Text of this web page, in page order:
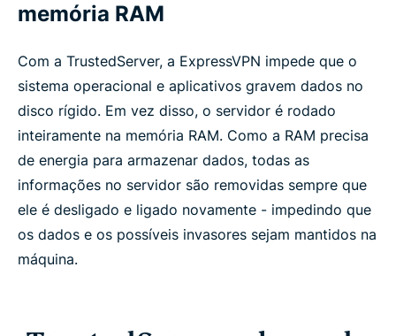
memória RAM
Com a TrustedServer, a ExpressVPN impede que o
sistema operacional e aplicativos gravem dados no
disco rígido. Em vez disso, o servidor é rodado
inteiramente na memória RAM. Como a RAM precisa
de energia para armazenar dados, todas as
informações no servidor são removidas sempre que
ele é desligado e ligado novamente - impedindo que
os dados e os possíveis invasores sejam mantidos na
máquina.